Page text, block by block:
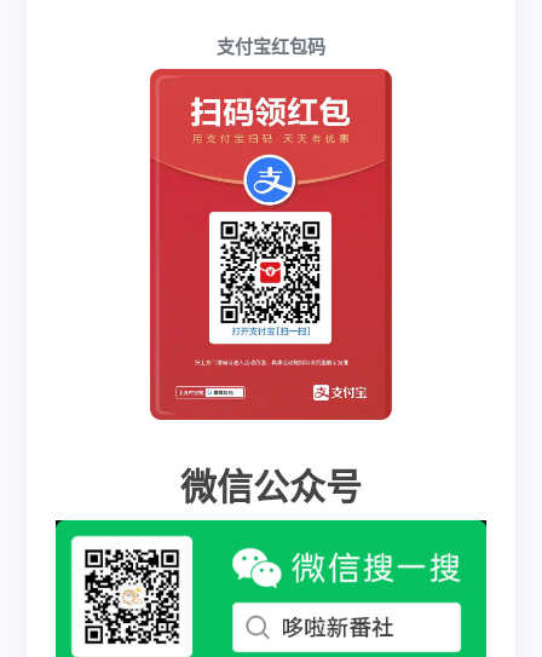
支付宝红包码
微信公众号